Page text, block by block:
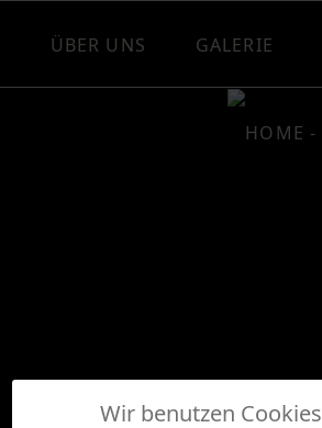
ÜBER UNS GALERIE
Wir benutzen Cookies